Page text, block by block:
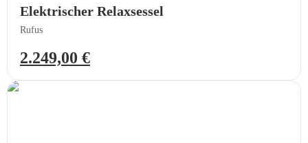
Elektrischer Relaxsessel
Rufus
2.249,00 €